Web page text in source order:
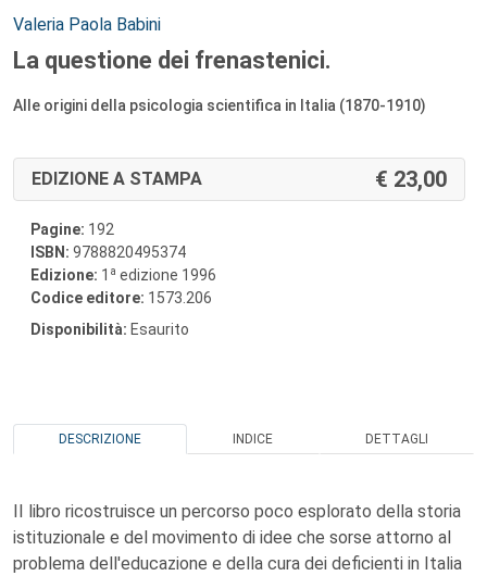
Autori:
Valeria Paola Babini
La questione dei frenastenici.
Alle origini della psicologia scientifica in Italia (1870-1910)
EDIZIONE A STAMPA 23,00
Pagine: 192
ISBN: 9788820495374
Edizione: 1 a edizione 1996
Codice editore: 1573.206
Disponibilità: Esaurito
DESCRIZIONE INDICE DETTAGLI
II libro ricostruisce un percorso poco esplorato della storia
istituzionale e del movimento di idee che sorse attorno al
problema dell'educazione e della cura dei deficienti in Italia